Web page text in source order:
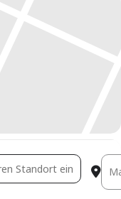
erfolgreich